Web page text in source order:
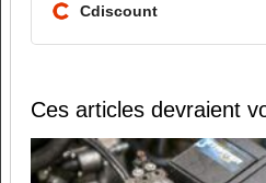
Cdiscount
Ces articles devraient